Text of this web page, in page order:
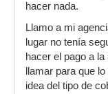
hacer nada.
Llamo a mi
lugar no tenía
hacer el pago a
llamar para que
idea del tipo de